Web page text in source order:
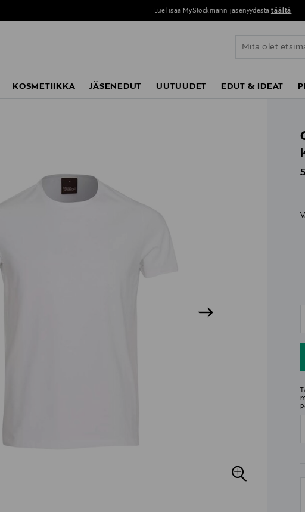
Lue lisää MyStockmann-jäsenyydestä täältä
KOSMETIIKKA JÄSENEDUT UUTUUDET EDUT & IDEAT